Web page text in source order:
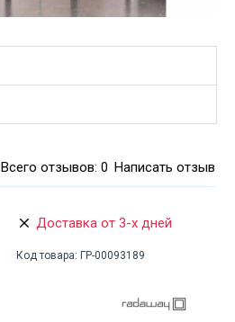
Всего отзывов: 0 Написать отзыв
Доставка от 3-х дней
Код товара: ГР-00093189